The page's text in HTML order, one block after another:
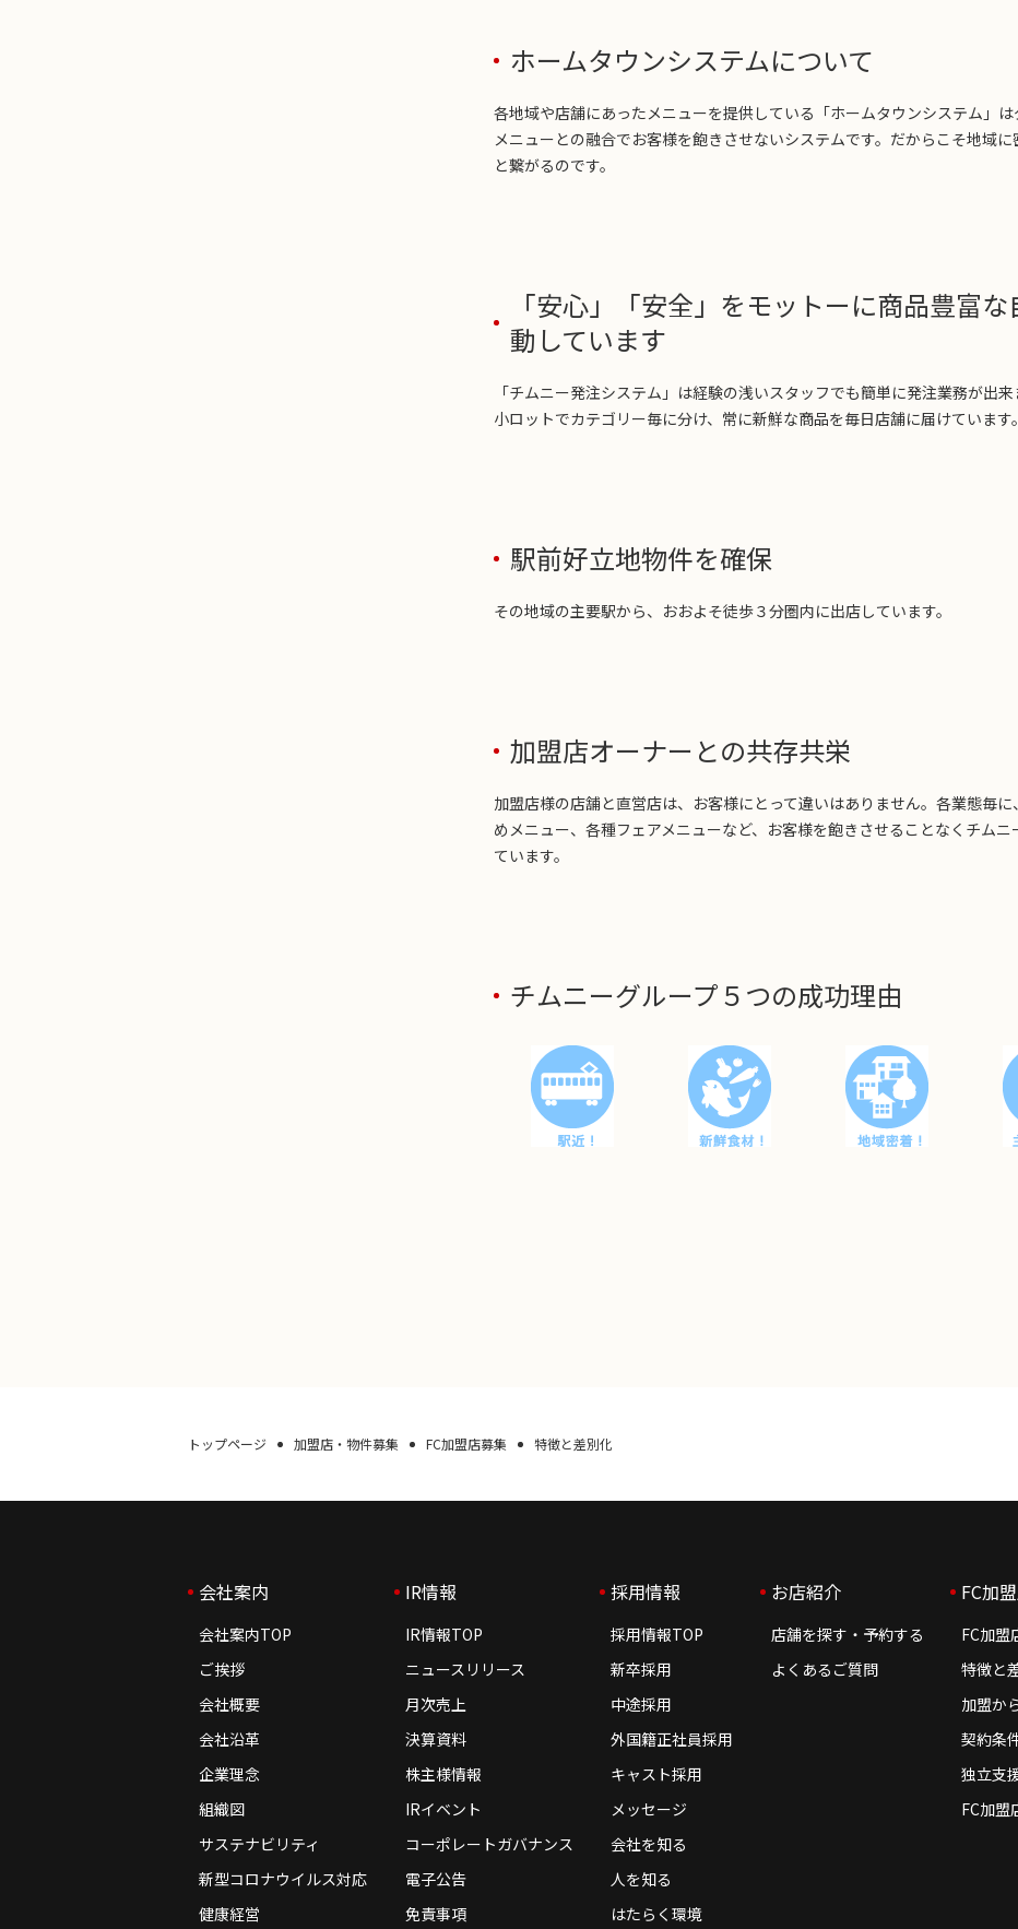
ホームタウンシステムについて
各地域や店舗にあったメニューを提供している「ホームタウンシステム」
メニューとの融合でお客様を飽きさせないシステムです。だからこそ地域
と繋がるのです。
「安心」「安全」をモットーに商品豊富
動しています
「チムニー発注システム」は経験の浅いスタッフでも簡単に発注業務が出
小ロットでカテゴリー毎に分け、常に新鮮な商品を毎日店舗に届けています。
駅前好立地物件を確保
その地域の主要駅から、おおよそ徒歩３分圏内に出店しています。
加盟店オーナーとの共存共栄
加盟店様の店舗と直営店は、お客様にとって違いはありません。各業態毎
めメニュー、各種フェアメニューなど、お客様を飽きさせることなくチム
ています。
チムニーグループ５つの成功理由
トップページ 加盟店・物件募集 FC加盟店募集 特徴と差別化
会社案内
会社案内TOP
ご挨拶
会社概要
会社沿革
企業理念
組織図
サステナビリティ
新型コロナウイルス対応
健康経営
IR情報
IR情報TOP
ニュースリリース
月次売上
決算資料
株主様情報
IRイベント
コーポレートガバナンス
電子公告
免責事項
採用情報
採用情報TOP
新卒採用
中途採用
外国籍正社員採用
キャスト採用
メッセージ
会社を知る
人を知る
はたらく環境
お店紹介
店舗を探す・予約する
よくあるご質問
FC加
FC加盟
特徴と
加盟か
契約条
独立支
FC加盟